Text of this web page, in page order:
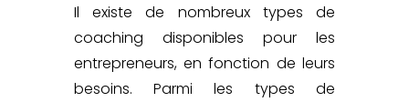
Il existe de nombreux types de
coaching disponibles pour les
entrepreneurs, en fonction de leurs
besoins. Parmi les types de